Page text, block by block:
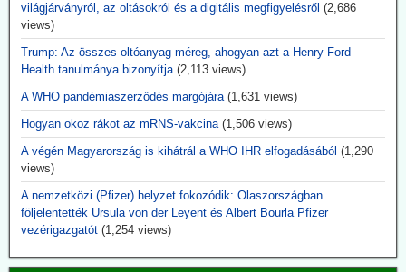
2026.06.14. uncutnews.ch: Tulsi Gabbard, USA
Nemzeti Titkosszolgálat (ODNI) igazgató: 40
titkos virológia laboratórium Ukrajnában
Az Egyesült Államok világszerte több mint 120 laboratóriumot
támogatott több mint 30 országban – köztük több mint 40
intézményt Ukrajnában. A nyilvánosságra hozott dokumentumokból
az is kiderül, hogy ezek a laboratóriumok rendkívül veszélyes
kórokozókkal dolgoztak, és az Egyesült Államok biológiai
biztonsági feltételek mellett végzett tevékenységekre képezte ki az
ukrán tudósokat.
Aki eddig ezt szóba hozta, megkapta jelzőjét: Alusipkás
összeesküvés-teoretikus.
világjárványról, az oltásokról és a digitális megfigyelésről (2,686
views)
Trump: Az összes oltóanyag méreg, ahogyan azt a Henry Ford
Health tanulmánya bizonyítja (2,113 views)
A WHO pandémiaszerződés margójára (1,631 views)
Hogyan okoz rákot az mRNS-vakcina (1,506 views)
A végén Magyarország is kihátrál a WHO IHR elfogadásából (1,290
views)
A nemzetközi (Pfizer) helyzet fokozódik: Olaszországban
följelentették Ursula von der Leyent és Albert Bourla Pfizer
vezérigazgatót (1,254 views)